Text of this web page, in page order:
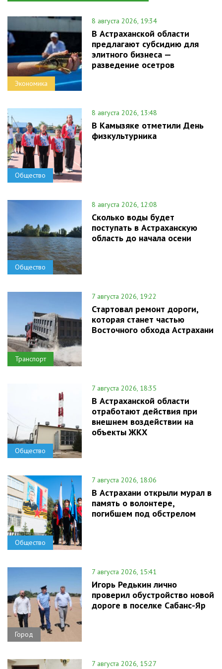
Экономика
8 августа 2026, 19:34
В Астраханской области
предлагают субсидию для
элитного бизнеса —
разведение осетров
Общество
8 августа 2026, 13:48
В Камызяке отметили День
физкультурника
Общество
8 августа 2026, 12:08
Сколько воды будет
поступать в Астраханскую
область до начала осени
Транспорт
7 августа 2026, 19:22
Стартовал ремонт дороги,
которая станет частью
Восточного обхода Астрахани
Общество
7 августа 2026, 18:35
В Астраханской области
отработают действия при
внешнем воздействии на
объекты ЖКХ
Общество
7 августа 2026, 18:06
В Астрахани открыли мурал в
память о волонтере,
погибшем под обстрелом
Город
7 августа 2026, 15:41
Игорь Редькин лично
проверил обустройство новой
дороге в поселке Сабанс-Яр
7 августа 2026, 15:27